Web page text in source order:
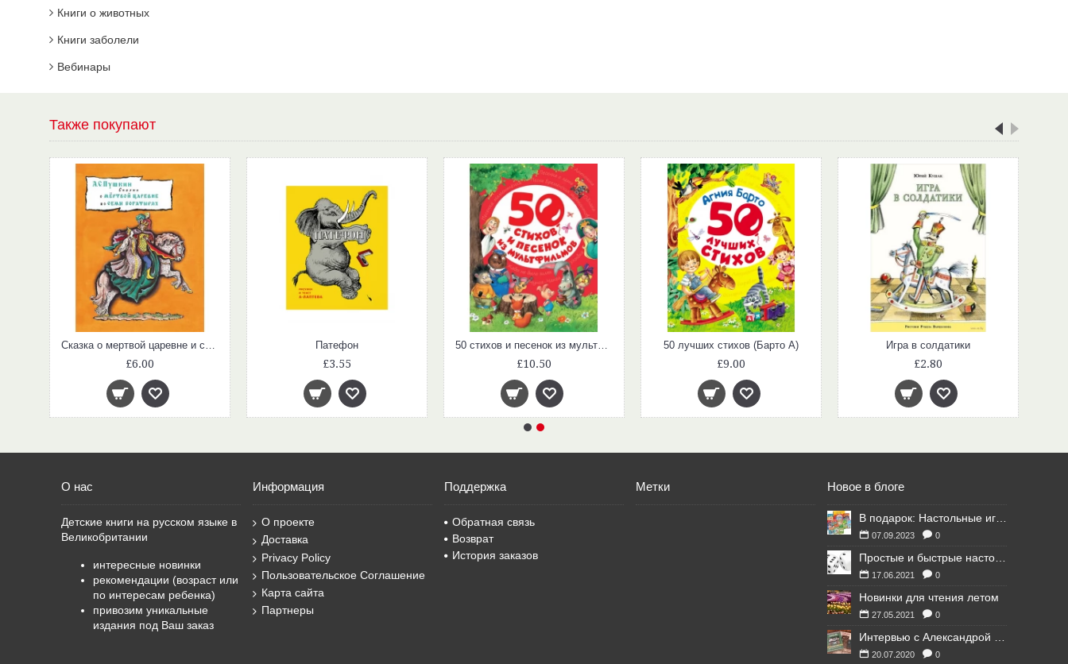
Книги о животных
Книги заболели
Вебинары
Также покупают
Сказка о мертвой царевне и семи богатырях
£6.00
Патефон
£3.55
50 стихов и песенок из мультфильмов
£10.50
50 лучших стихов (Барто А)
£9.00
Игра в солдатики
£2.80
О нас
Детские книги на русском языке в
Великобритании
интересные новинки
рекомендации (возраст или
по интересам ребенка)
привозим уникальные
издания под Ваш заказ
Информация
О проекте
Доставка
Privacy Policy
Пользовательское Соглашение
Карта сайта
Партнеры
Поддержка
Обратная связь
Возврат
История заказов
Метки Новое в блоге
07.09.2023 0
17.06.2021 0
Новинки для чтения летом
27.05.2021 0
20.07.2020 0